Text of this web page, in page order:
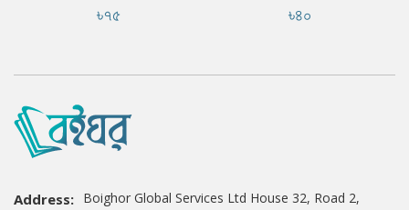
৳৭৫ ৳৪০
Address: Boighor Global Services Ltd House 32, Road 2,